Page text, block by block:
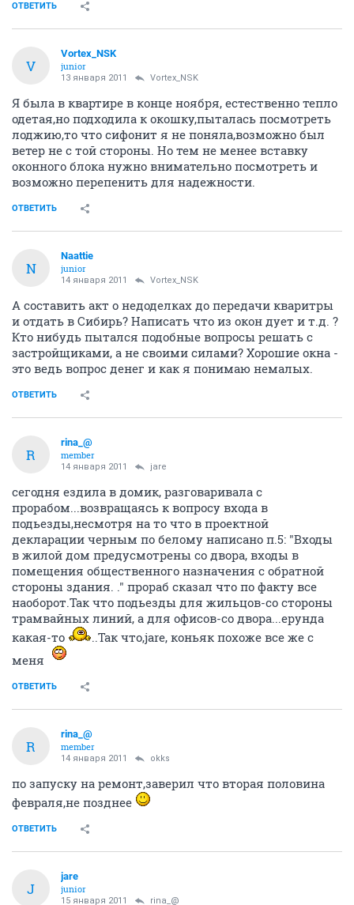
ОТВЕТИТЬ
V
Vortex_NSK
junior
13 января 2011 Vortex_NSK
Я была в квартире в конце ноября, естественно тепло
одетая,но подходила к окошку,пыталась посмотреть
лоджию,то что сифонит я не поняла,возможно был
ветер не с той стороны. Но тем не менее вставку
оконного блока нужно внимательно посмотреть и
возможно перепенить для надежности.
ОТВЕТИТЬ
N
Naattie
junior
14 января 2011 Vortex_NSK
А составить акт о недоделках до передачи кваритры
и отдать в Сибирь? Написать что из окон дует и т.д. ?
Кто нибудь пытался подобные вопросы решать с
застройщиками, а не своими силами? Хорошие окна -
это ведь вопрос денег и как я понимаю немалых.
ОТВЕТИТЬ
R
rina_@
member
14 января 2011 jare
сегодня ездила в домик, разговаривала с
прорабом...возвращаясь к вопросу входа в
подьезды,несмотря на то что в проектной
декларации черным по белому написано п.5: "Входы
в жилой дом предусмотрены со двора, входы в
помещения общественного назначения с обратной
стороны здания. ." прораб сказал что по факту все
наоборот.Так что подьезды для жильцов-со стороны
трамвайных линий, а для офисов-со двора...ерунда
какая-то
..Так что,jare, коньяк похоже все же с
меня
ОТВЕТИТЬ
R
rina_@
member
14 января 2011 okks
по запуску на ремонт,заверил что вторая половина
февраля,не позднее
ОТВЕТИТЬ
J
jare
junior
15 января 2011 rina_@